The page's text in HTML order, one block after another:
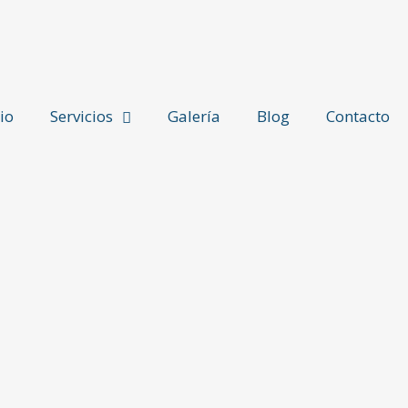
Servicios Galería Blog Contacto